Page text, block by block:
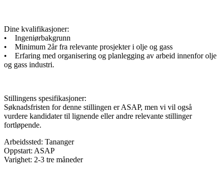
Dine kvalifikasjoner:
• Ingeniørbakgrunn
• Minimum 2år fra relevante prosjekter i olje og gass
• Erfaring med organisering og planlegging av arbeid innenfor olje
og gass industri.
Stillingens spesifikasjoner:
Søknadsfristen for denne stillingen er ASAP, men vi vil også
vurdere kandidater til lignende eller andre relevante stillinger
fortløpende.
Arbeidssted: Tananger
Oppstart: ASAP
Varighet: 2-3 tre måneder